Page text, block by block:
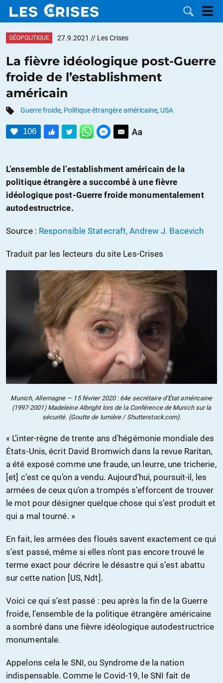
DOSSIERS
CATÉGORIES
MOTS CLÉS
CONTACTER
FAIRE UN
DON
GÉOPOLITIQUE 27.9.2021 // Les Crises
La fièvre idéologique post-Guerre
froide de l’establishment
américain
Guerre froide, Politique étrangère américaine, USA
106
L’ensemble de l’establishment américain de la
politique étrangère a succombé à une fièvre
idéologique post-Guerre froide monumentalement
autodestructrice.
Source : Responsible Statecraft, Andrew J. Bacevich
Traduit par les lecteurs du site Les-Crises
Munich, Allemagne — 15 février 2020 : 64e secrétaire d’État américaine
(1997-2001) Madeleine Albright lors de la Conférence de Munich sur la
sécurité. (Goutte de lumière / Shutterstock.com).
« L’inter-règne de trente ans d’hégémonie mondiale des
États-Unis, écrit David Bromwich dans la revue Raritan,
a été exposé comme une fraude, un leurre, une tricherie,
[et] c’est ce qu’on a vendu. Aujourd’hui, poursuit-il, les
armées de ceux qu’on a trompés s’efforcent de trouver
le mot pour désigner quelque chose qui s’est produit et
qui a mal tourné. »
En fait, les armées des floués savent exactement ce qui
s’est passé, même si elles n’ont pas encore trouvé le
terme exact pour décrire le désastre qui s’est abattu
sur cette nation [US, Ndt].
Voici ce qui s’est passé : peu après la fin de la Guerre
froide, l’ensemble de la politique étrangère américaine
a sombré dans une fièvre idéologique autodestructrice
monumentale.
Appelons cela le SNI, ou Syndrome de la nation
indispensable. Comme le Covid-19, le SNI fait de